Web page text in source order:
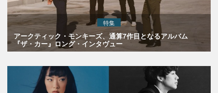
特集
アークティック・モンキーズ、通算7作目となるアルバム
『ザ・カー』ロング・インタヴュー